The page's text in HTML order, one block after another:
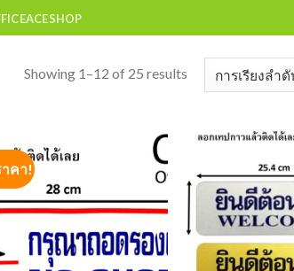
Showing 1–12 of 25 results
คา!